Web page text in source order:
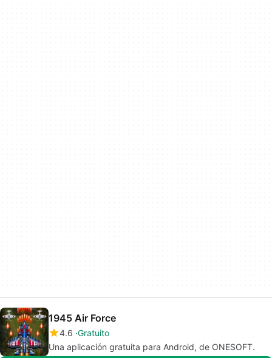
1945 Air Force
4.6 Gratuito
Una aplicación gratuita para Android, de ONESOFT.